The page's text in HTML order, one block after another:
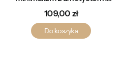
kryształami
Cena
109,00 zł
Do koszyka